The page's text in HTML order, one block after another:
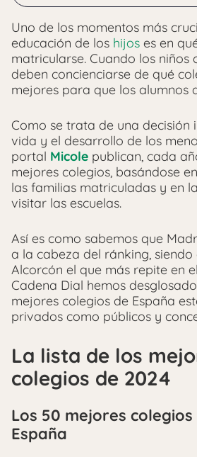
Uno de los momentos más
educación de los hijos es en
matricularse. Cuando los niños
deben concienciarse de qué
mejores para que los alumnos
Como se trata de una decisión
vida y el desarrollo de los
portal Micole publican, cada
mejores colegios, basándose
las familias matriculadas y en
visitar las escuelas.
Así es como sabemos que
a la cabeza del ránking, siendo
Alcorcón el que más repite en
Cadena Dial hemos
mejores colegios de España
privados como públicos y
La lista de los
colegios de 2024
Los 50 mejores
España